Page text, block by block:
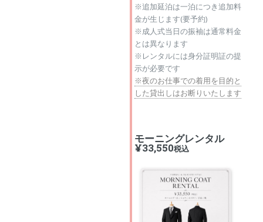
※追加延泊は一泊につき追加料
金が生じます(要予約)
※成人式当日の振袖は通常料金
とは異なります
※レンタルには身分証明証の提
示が必要です
※夜のお仕事での着用を目的と
した貸出しはお断りいたします
モーニングレンタル
¥33,550税込